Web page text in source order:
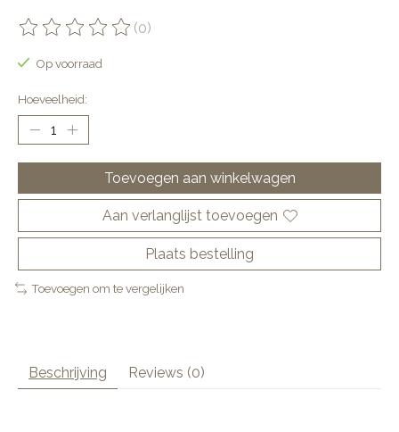
De beoordeling van dit product is
(0)
Op voorraad
Hoeveelheid:
Toevoegen aan winkelwagen
Aan verlanglijst toevoegen
Plaats bestelling
Toevoegen om te vergelijken
Beschrijving Reviews (0)